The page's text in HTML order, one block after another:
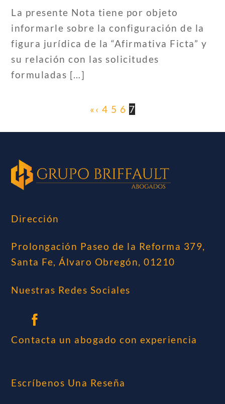
La presente Nota tiene por objeto
informarle sobre la configuración de la
figura jurídica de la “Afirmativa Ficta” y
su relación con las solicitudes
formuladas […]
«‹ 4 5 6 7
Dirección
Prolongación Paseo de la Reforma 379,
Santa Fe, Álvaro Obregón, 01210
Nuestras Redes Sociales
Contacta un abogado con experiencia
Escríbenos Una Reseña